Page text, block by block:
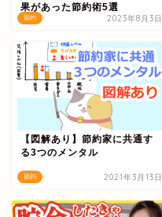
節約
果があった節約術5選
2023年8月3日
節約
【図解あり】節約家に共通す
る3つのメンタル
2021年3月13日